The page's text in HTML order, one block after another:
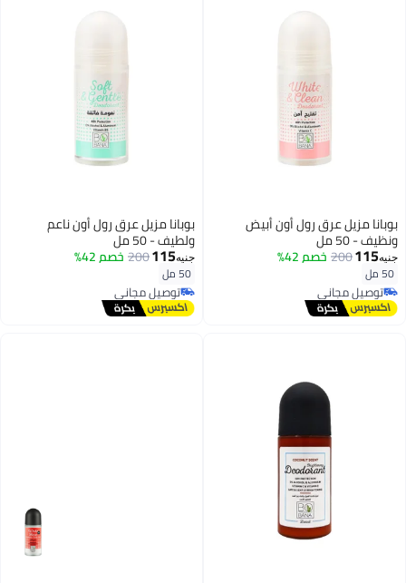
بوبانا مزيل عرق رول أون أبيض
ونظيف - 50 مل
جنيه115
200 خصم 42%
50 مل
توصيل مجاني
توصيل مجاني
بوبانا مزيل عرق رول أون ناعم
ولطيف - 50 مل
جنيه115
200 خصم 42%
50 مل
توصيل مجاني
توصيل مجاني